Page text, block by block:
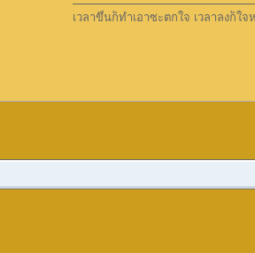
เวลาขึ้นก็ทำเอาซะตกใจ เวลาลงก็ใจ